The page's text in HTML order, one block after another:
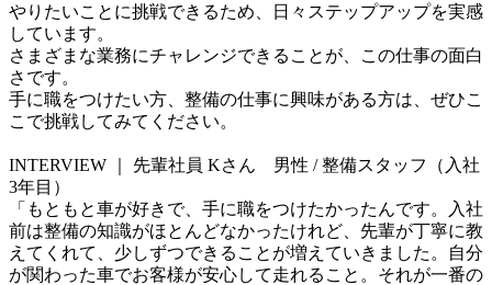
やりたいことに挑戦できるため、日々ステップアップを実感
しています。
さまざまな業務にチャレンジできることが、この仕事の面白
さです。
手に職をつけたい方、整備の仕事に興味がある方は、ぜひこ
こで挑戦してみてください。
INTERVIEW ｜ 先輩社員 Kさん　男性 / 整備スタッフ（入社
3年目）
「もともと車が好きで、手に職をつけたかったんです。入社
前は整備の知識がほとんどなかったけれど、先輩が丁寧に教
えてくれて、少しずつできることが増えていきました。自分
が関わった車でお客様が安心して走れること。それが一番の